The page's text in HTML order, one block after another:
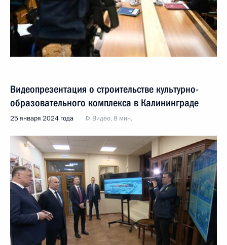
Видеопрезентация о строительстве культурно-
образовательного комплекса в Калининграде
25 января 2024 года Видео, 8 мин.